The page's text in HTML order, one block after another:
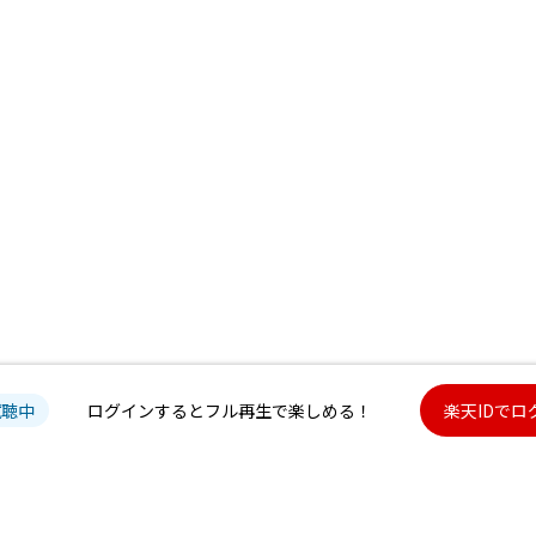
中 ログインするとフル再生で楽しめる！ 楽天IDでロ